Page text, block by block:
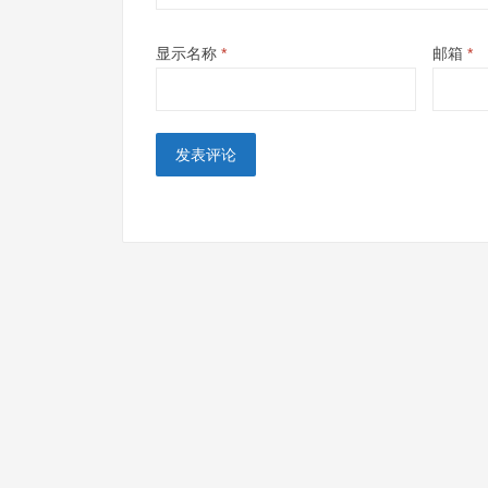
显示名称 * 邮箱 *